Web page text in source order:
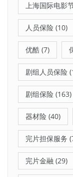
上海国际电影
人员保险 (10)
优酷 (7)
剧组人员保险
剧组保险 (163)
器材险 (40)
完片担保服务
完片金融 (29)